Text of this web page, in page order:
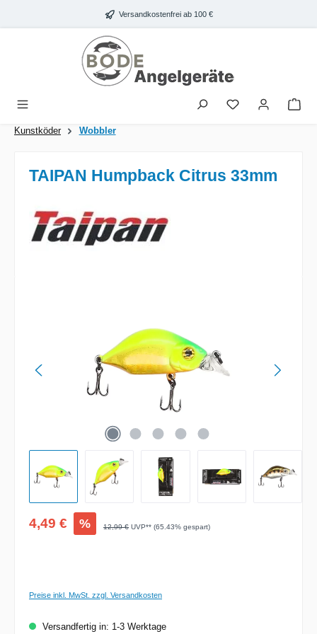
Zum Hauptinhalt springen Versandkostenfrei ab 100 €
Kunstköder Wobbler
TAIPAN Humpback Citrus 33mm
Verkaufspreis:
4,49 € % Regulärer Preis:
12,99 € UVP** (65.43% gespart)
Preise inkl. MwSt. zzgl. Versandkosten
Versandfertig in: 1-3 Werktage